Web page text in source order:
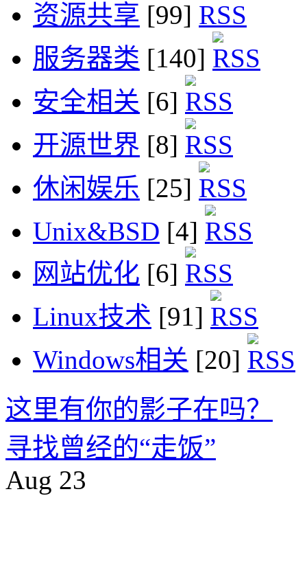
资源共享 [99]
服务器类 [140]
安全相关 [6]
开源世界 [8]
休闲娱乐 [25]
Unix&BSD [4]
网站优化 [6]
Linux技术 [91]
Windows相关 [20]
这里有你的影子在吗？
寻找曾经的“走饭”
Aug 23